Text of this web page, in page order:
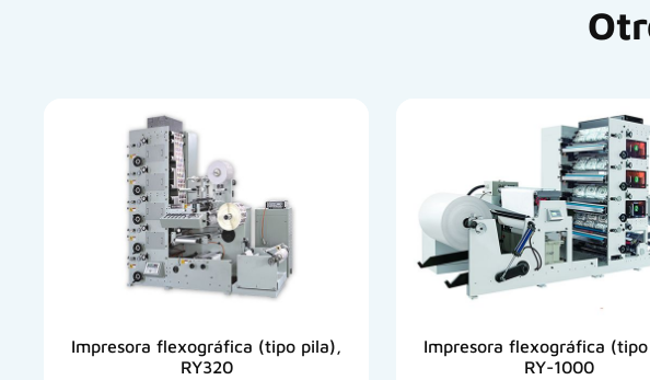
Impresora flexográfica (tipo pila),
RY320
Impresora flexográfica
RY-1000